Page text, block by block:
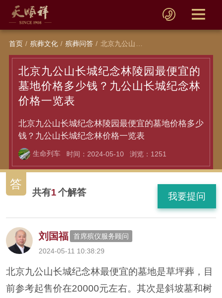
首页 殡葬文化 殡葬问答 北京九公山长城纪念林陵园最便宜的墓地价格多少钱？九公山长城纪念林价格一览表
北京九公山长城纪念林陵园最便宜的
墓地价格多少钱？九公山长城纪念林
价格一览表
北京九公山长城纪念林陵园最便宜的墓地价格多少
钱？九公山长城纪念林价格一览表
生命列车 时间：2024-05-10 浏览：1251
答
共有1个解答 我要提问
刘国福
首席殡仪服务顾问
2024-05-11 10:38:29
北京九公山长城纪念林最便宜的墓地是草坪葬，目
前参考起售价在20000元左右。其次是斜坡墓和树